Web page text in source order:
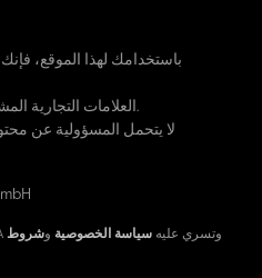
باستخدامك لهذا الموقع، فإنك
العلامات التجارية المشار إليها تعود إلى مالكيها الشرعيين.
هذا الموقع محمي بواسطة reCAPTCHA وتسري عليه سياسة الخصوصية وشروط